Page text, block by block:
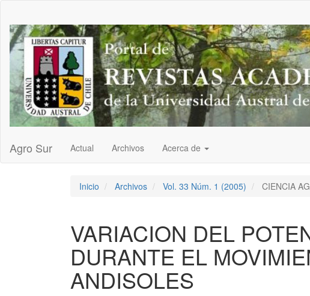
Contenido
principal
Barra
lateral
Agro Sur Actual Archivos Acerca de
Inicio Archivos Vol. 33 Núm. 1 (2005) CIENCIA
VARIACION DEL
DURANTE EL
ANDISOLES